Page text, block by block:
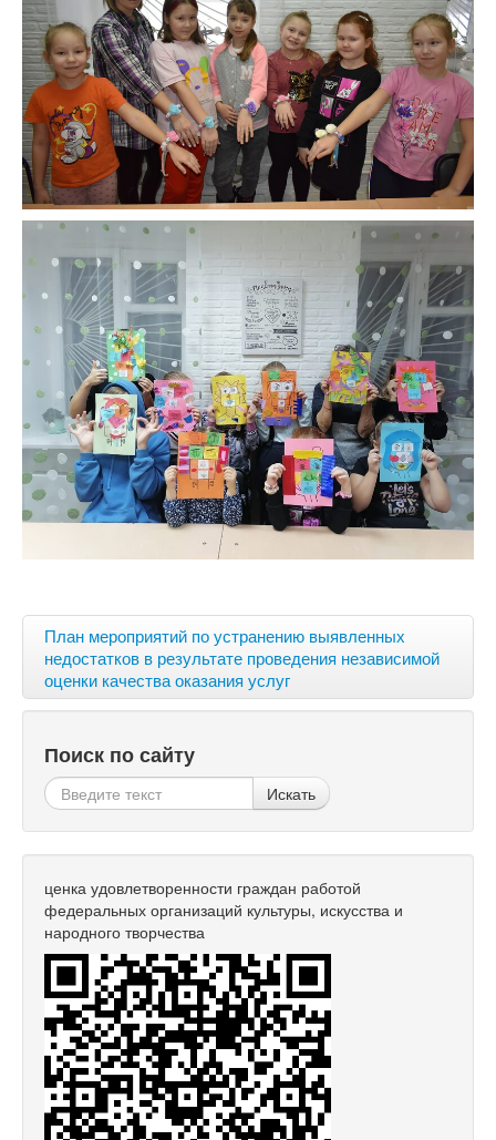
План мероприятий по устранению выявленных
недостатков в результате проведения независимой
оценки качества оказания услуг
Поиск по сайту
Искать
ценка удовлетворенности граждан работой
федеральных организаций культуры, искусства и
народного творчества